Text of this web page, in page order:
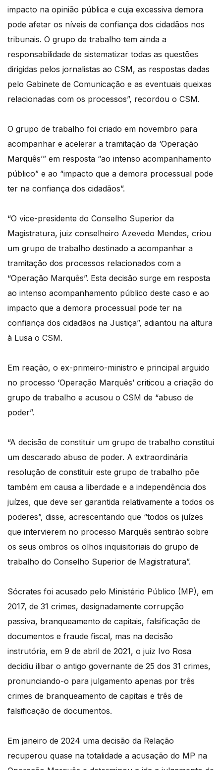
impacto na opinião pública e cuja excessiva demora
pode afetar os níveis de confiança dos cidadãos nos
tribunais. O grupo de trabalho tem ainda a
responsabilidade de sistematizar todas as questões
dirigidas pelos jornalistas ao CSM, as respostas dadas
pelo Gabinete de Comunicação e as eventuais queixas
relacionadas com os processos”, recordou o CSM.
O grupo de trabalho foi criado em novembro para
acompanhar e acelerar a tramitação da ‘Operação
Marquês’” em resposta “ao intenso acompanhamento
público” e ao “impacto que a demora processual pode
ter na confiança dos cidadãos”.
“O vice-presidente do Conselho Superior da
Magistratura, juiz conselheiro Azevedo Mendes, criou
um grupo de trabalho destinado a acompanhar a
tramitação dos processos relacionados com a
“Operação Marquês”. Esta decisão surge em resposta
ao intenso acompanhamento público deste caso e ao
impacto que a demora processual pode ter na
confiança dos cidadãos na Justiça”, adiantou na altura
à Lusa o CSM.
Em reação, o ex-primeiro-ministro e principal arguido
no processo ‘Operação Marquês’ criticou a criação do
grupo de trabalho e acusou o CSM de “abuso de
poder”.
“A decisão de constituir um grupo de trabalho constitui
um descarado abuso de poder. A extraordinária
resolução de constituir este grupo de trabalho põe
também em causa a liberdade e a independência dos
juízes, que deve ser garantida relativamente a todos os
poderes”, disse, acrescentando que “todos os juízes
que intervierem no processo Marquês sentirão sobre
os seus ombros os olhos inquisitoriais do grupo de
trabalho do Conselho Superior de Magistratura”.
Sócrates foi acusado pelo Ministério Público (MP), em
2017, de 31 crimes, designadamente corrupção
passiva, branqueamento de capitais, falsificação de
documentos e fraude fiscal, mas na decisão
instrutória, em 9 de abril de 2021, o juiz Ivo Rosa
decidiu ilibar o antigo governante de 25 dos 31 crimes,
pronunciando-o para julgamento apenas por três
crimes de branqueamento de capitais e três de
falsificação de documentos.
Em janeiro de 2024 uma decisão da Relação
recuperou quase na totalidade a acusação do MP na